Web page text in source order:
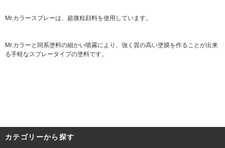
Mr.カラースプレーは、超微粒顔料を使用しています。
Mr.カラーと同系塗料の細かい噴霧により、強く質の高い塗膜を作ることが出来
る手軽なスプレータイプの塗料です。
カテゴリーから探す